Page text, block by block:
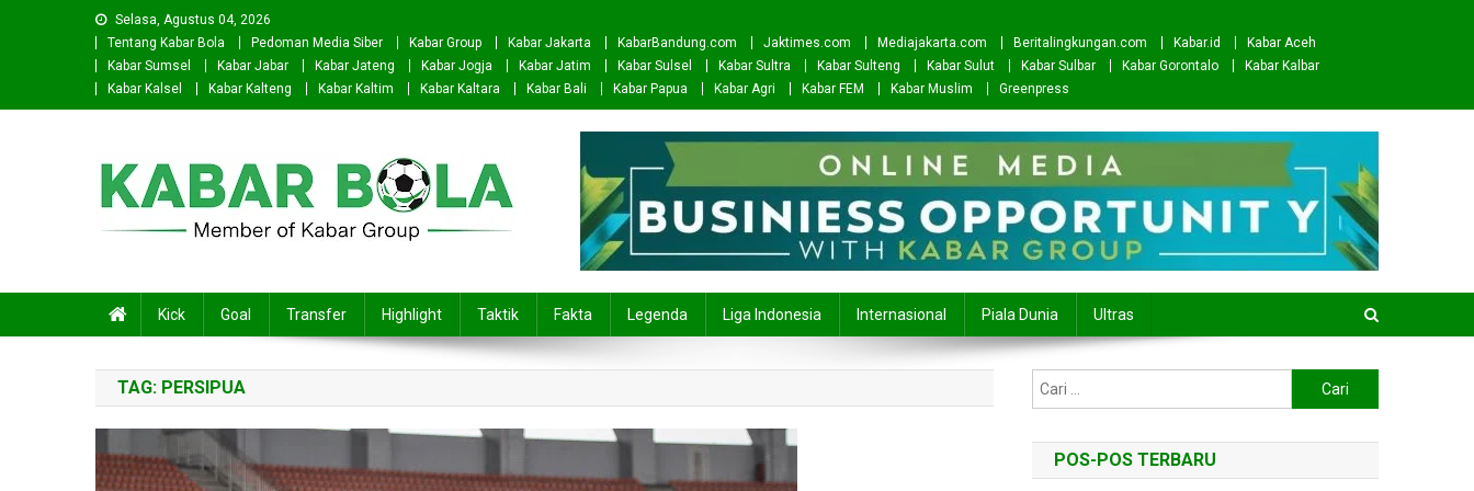
Selasa, Agustus 04, 2026
Tentang Kabar Bola
Pedoman Media Siber Kabar Group Kabar Jakarta KabarBandung.com Jaktimes.com Mediajakarta.com Beritalingkungan.com Kabar.id
Kabar Aceh
Kabar Sumsel
Kabar Jabar Kabar Jateng Kabar Jogja Kabar Jatim Kabar Sulsel Kabar Sultra Kabar Sulteng Kabar Sulut Kabar Sulbar Kabar Gorontalo
Kabar Kalbar
Kabar Kalsel
Kabar Kalteng Kabar Kaltim Kabar Kaltara Kabar Bali Kabar Papua Kabar Agri Kabar FEM Kabar Muslim Greenpress
Kick Goal Transfer Highlight Taktik Fakta Legenda Liga Indonesia Internasional Piala Dunia Ultras
TAG: PERSIPUA
untuk:
POS-POS TERBARU